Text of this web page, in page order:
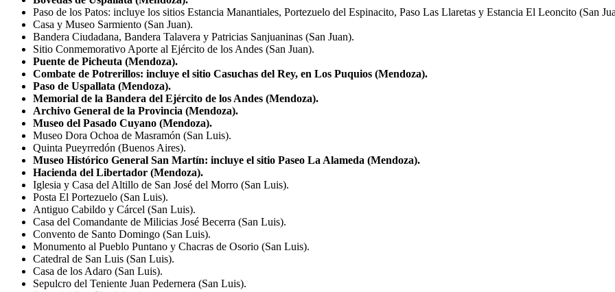
Paso de los Patos: incluye los sitios Estancia Manantiales, Portezuelo del Espinacito, Paso Las Llaretas y Estancia El Leoncito (San
Casa y Museo Sarmiento (San Juan).
Bandera Ciudadana, Bandera Talavera y Patricias Sanjuaninas (San Juan).
Sitio Conmemorativo Aporte al Ejército de los Andes (San Juan).
Puente de Picheuta (Mendoza).
Combate de Potrerillos: incluye el sitio Casuchas del Rey, en Los Puquios (Mendoza).
Paso de Uspallata (Mendoza).
Memorial de la Bandera del Ejército de los Andes (Mendoza).
Archivo General de la Provincia (Mendoza).
Museo del Pasado Cuyano (Mendoza).
Museo Dora Ochoa de Masramón (San Luis).
Quinta Pueyrredón (Buenos Aires).
Museo Histórico General San Martín: incluye el sitio Paseo La Alameda (Mendoza).
Hacienda del Libertador (Mendoza).
Iglesia y Casa del Altillo de San José del Morro (San Luis).
Posta El Portezuelo (San Luis).
Antiguo Cabildo y Cárcel (San Luis).
Casa del Comandante de Milicias José Becerra (San Luis).
Convento de Santo Domingo (San Luis).
Monumento al Pueblo Puntano y Chacras de Osorio (San Luis).
Catedral de San Luis (San Luis).
Casa de los Adaro (San Luis).
Sepulcro del Teniente Juan Pedernera (San Luis).